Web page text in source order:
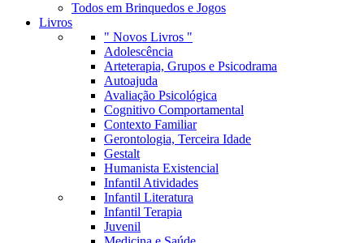
Todos em Brinquedos e Jogos
Livros
" Novos Livros "
Adolescência
Arteterapia, Grupos e Psicodrama
Autoajuda
Avaliação Psicológica
Cognitivo Comportamental
Contexto Familiar
Gerontologia, Terceira Idade
Gestalt
Humanista Existencial
Infantil Atividades
Infantil Literatura
Infantil Terapia
Juvenil